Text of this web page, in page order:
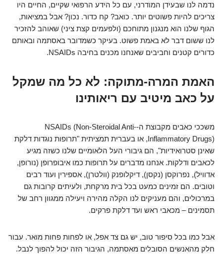
נדמה לנו שבעידן המודרני, עם כל הידע הרפואי שקיים, החיים היו
צריכים להיות פשוטים יותר. כואב? קח כדור. נכון? אבל במציאות,
הגוף שלנו הוא מנגנון מתוחכם (ולפעמים קצת ציני) שאוהב להזכיר
לנו ששום דבר לא באמת פשוט. בעיקר כשמדובר באסתמה ובאותם
כדורים קטנים וחביבים שאנחנו מכנים בחיבה NSAIDs.
האמת המרה-מתוקה: לא כל מה שמקל
על כאב מיטיב עם ריאותינו
משככי כאבים מקבוצת ה-NSAIDs (Non-Steroidal Anti-
Inflammatory Drugs), או בעברית תמציתית "תרופות נוגדות דלקת
שאינן סטרואידיות", הם גיבורי העל הלאומיים שלנו כשזה מגיע
לכאבים ודלקות. אנחנו מדברים על תרופות כמו איבופרופן (נורופן,
אדוויל), נפרוקסן (נקסן), דיקלופנק (וולטרן), אספירין ועוד רבים
וטובים. הם זמינים כמעט בכל בית מרקחת, ולעיתים קרובות גם
במרכולים, והם מעניקים לנו הקלה מהירה ויעילה ממגוון רחב של
תסמינים – מכאבי ראש ועד דלקת פרקים.
אבל כמו בכל סיפור טוב, יש גם צד אפל, או לפחות פחות מואר. עבור
חלק מהאנשים הסובלים מאסתמה, הגיבור הזה יכול להפוך לנבל.